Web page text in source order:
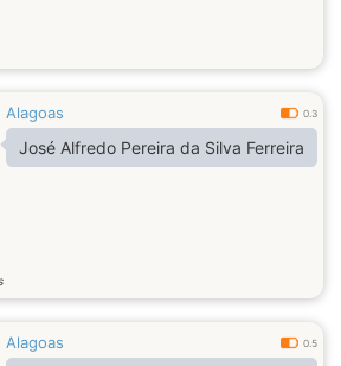
Alagoas 0.3
José Alfredo Pereira da Silva Ferreira
Alagoas 0.5